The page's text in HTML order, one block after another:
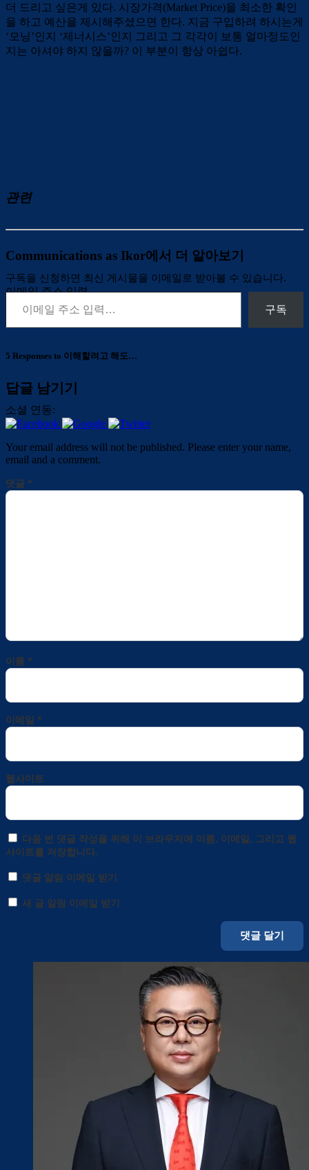
더 드리고 싶은게 있다. 시장가격(Market Price)을 최소한 확인
을 하고 예산을 제시해주셨으면 한다. 지금 구입하려 하시는게
‘모닝’인지 ‘제너시스’인지 그리고 그 각각이 보통 얼마정도인
지는 아셔야 하지 않을까? 이 부분이 항상 아쉽다.
관련
Communications as Ikor에서 더 알아보기
구독을 신청하면 최신 게시물을 이메일로 받아볼 수 있습니다.
이메일 주소 입력…
구독
5 Responses to 이해할려고 해도…
답글 남기기
소셜 연동:
Your email address will not be published. Please enter your name,
email and a comment.
댓글 *
이름 *
이메일 *
웹사이트
다음 번 댓글 작성을 위해 이 브라우저에 이름, 이메일, 그리고 웹
사이트를 저장합니다.
댓글 알림 이메일 받기
새 글 알림 이메일 받기